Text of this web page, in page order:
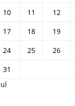
10
11 12
17
18 19
24
25 26
31